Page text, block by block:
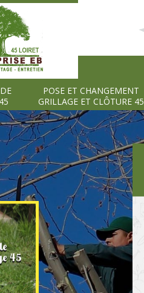
POSE ET CHANGEMENT
GRILLAGE ET CLÔTURE 45
45
Entreprise de
jardinage 45